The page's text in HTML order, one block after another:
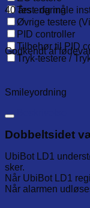
Test- og måle
Øvrige testere
PID controller
Tilbehør til PID
Tryk-testere /
40 års erfaring
Godkendt af
Smileyordning
Dobbeltsidet
UbiBot LD1
sker.
Når UbiBot LD1
Når alarmen